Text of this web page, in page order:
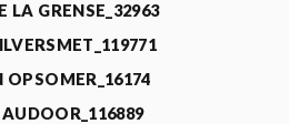
LA GRENSE_32963
OPSOMER_16174